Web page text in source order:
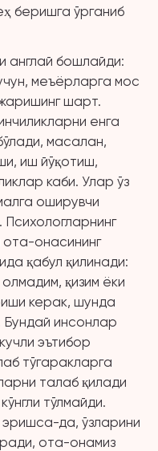
беришга ўрганиб
англай бошлайди:
меъёрларга мос
шарт.
енга
масалан,
иш йўқотиш,
каби. Улар ўз
оширувчи
онасининг
қабул қилинади:
қизим ёки
керак, шунда
Бундай инсонлар
эътибор
тўгаракларга
талаб қилади
тўлмайди.
да, ўзларини
ота-онамиз